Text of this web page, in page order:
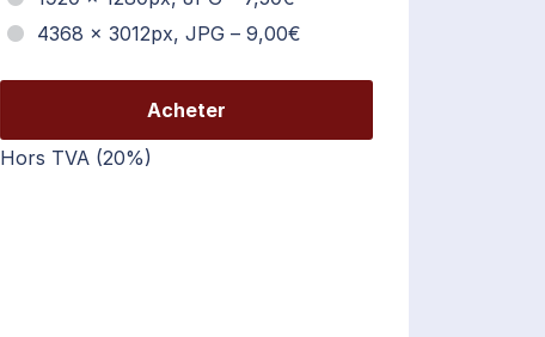
4368 x 3012px, JPG – 9,00€
Acheter
Hors TVA (20%)